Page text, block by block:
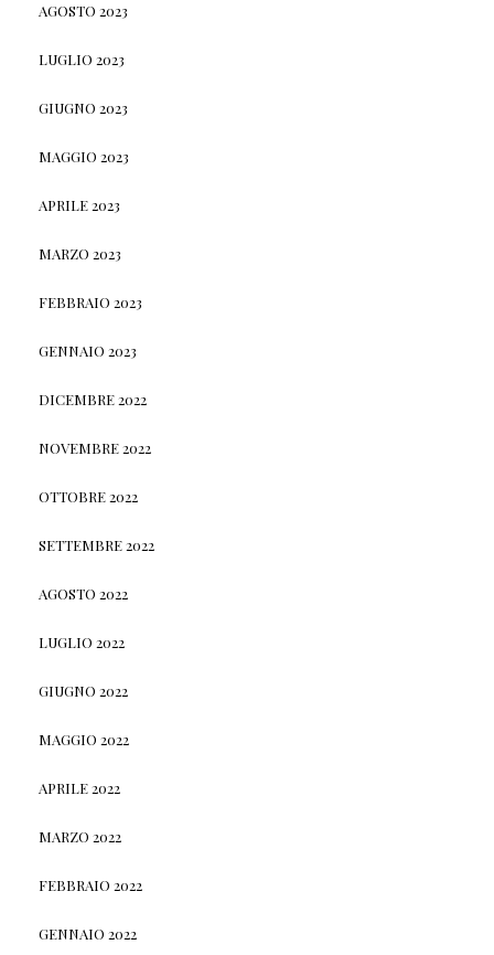
AGOSTO 2023
LUGLIO 2023
GIUGNO 2023
MAGGIO 2023
APRILE 2023
MARZO 2023
FEBBRAIO 2023
GENNAIO 2023
DICEMBRE 2022
NOVEMBRE 2022
OTTOBRE 2022
SETTEMBRE 2022
AGOSTO 2022
LUGLIO 2022
GIUGNO 2022
MAGGIO 2022
APRILE 2022
MARZO 2022
FEBBRAIO 2022
GENNAIO 2022